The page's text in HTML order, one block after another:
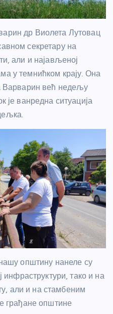
др Виолета Лутовац
секретару на
али и најављеној
у темнићком крају. Она
Варварин већ недељу
је ванредна ситуација
општину нанеле су
инфраструктури, тако и на
али и на стамбеним
грађане општине